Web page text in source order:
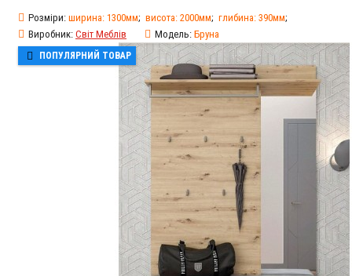
Розміри: ширина: 1300мм; висота: 2000мм; глибина: 390мм;
Виробник: Світ Меблів Модель: Бруна
ПОПУЛЯРНИЙ ТОВАР